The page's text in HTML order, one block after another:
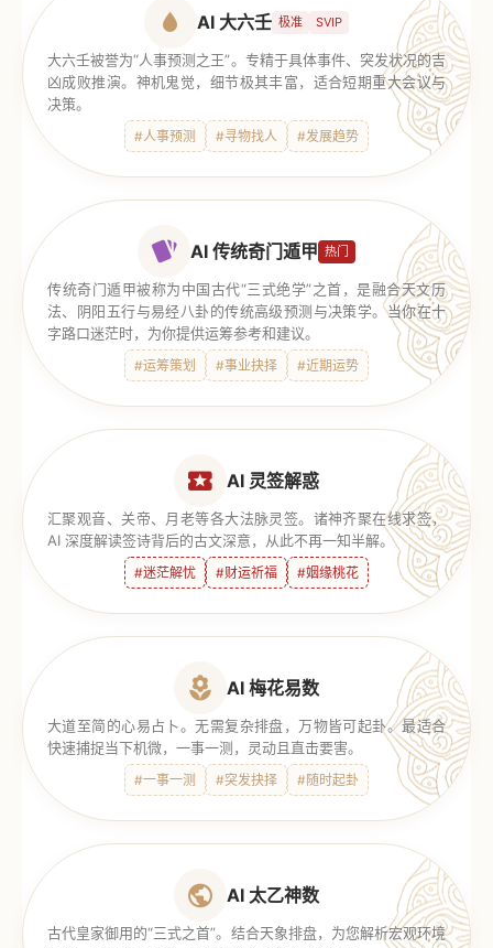
AI 大六壬 极准 SVIP
大六壬被誉为“人事预测之王”。专精于具体事件、突发状况的吉
凶成败推演。神机鬼觉，细节极其丰富，适合短期重大会议与
决策。
#人事预测 #寻物找人 #发展趋势
AI 传统奇门遁甲 热门
传统奇门遁甲被称为中国古代“三式绝学”之首，是融合天文历
法、阴阳五行与易经八卦的传统高级预测与决策学。当你在十
字路口迷茫时，为你提供运筹参考和建议。
#运筹策划 #事业抉择 #近期运势
AI 灵签解惑
汇聚观音、关帝、月老等各大法脉灵签。诸神齐聚在线求签，
AI 深度解读签诗背后的古文深意，从此不再一知半解。
#迷茫解忧 #财运祈福 #姻缘桃花
AI 梅花易数
大道至简的心易占卜。无需复杂排盘，万物皆可起卦。最适合
快速捕捉当下机微，一事一测，灵动且直击要害。
#一事一测 #突发抉择 #随时起卦
AI 太乙神数
古代皇家御用的“三式之首”。结合天象排盘，为您解析宏观环境